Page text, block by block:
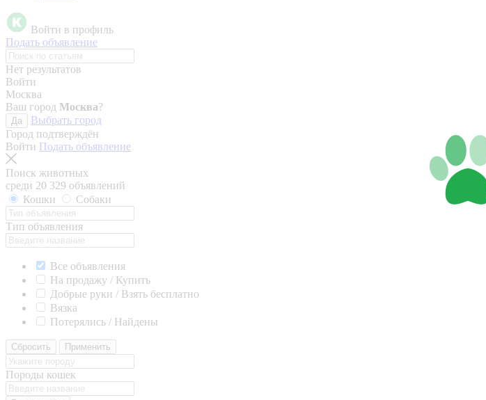
Войти в профиль
Подать объявление
Нет результатов
Войти
Москва
Ваш город Москва?
Да
Выбрать город
Город подтверждён
Войти Подать объявление
Поиск животных
среди 20 329 объявлений
Кошки
Собаки
Тип объявления
Все объявления
На продажу / Купить
Добрые руки / Взять бесплатно
Вязка
Потерялись / Найдены
Сбросить Применить
Породы кошек